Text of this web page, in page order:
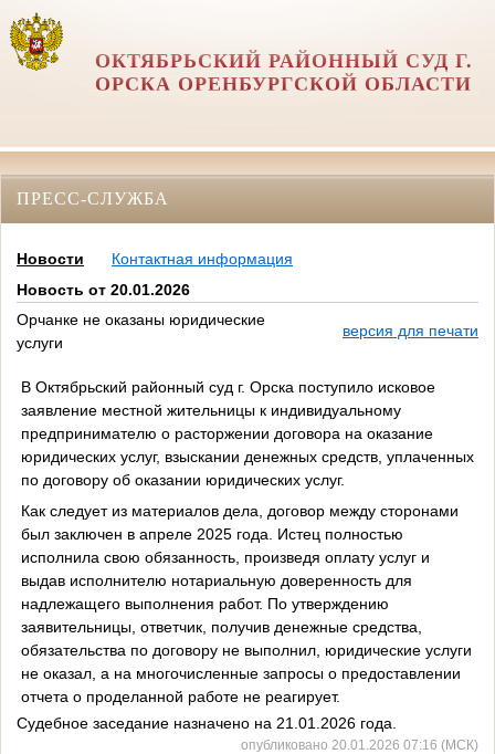
ОКТЯБРЬСКИЙ РАЙОННЫЙ СУД Г.
ОРСКА ОРЕНБУРГСКОЙ ОБЛАСТИ
ПРЕСС-СЛУЖБА
Новости
Контактная информация
Новость от 20.01.2026
Орчанке не оказаны юридические
услуги
версия для печати
В Октябрьский районный суд г. Орска поступило исковое
заявление местной жительницы к индивидуальному
предпринимателю о расторжении договора на оказание
юридических услуг, взыскании денежных средств, уплаченных
по договору об оказании юридических услуг.
Как следует из материалов дела, договор между сторонами
был заключен в апреле 2025 года. Истец полностью
исполнила свою обязанность, произведя оплату услуг и
выдав исполнителю нотариальную доверенность для
надлежащего выполнения работ. По утверждению
заявительницы, ответчик, получив денежные средства,
обязательства по договору не выполнил, юридические услуги
не оказал, а на многочисленные запросы о предоставлении
отчета о проделанной работе не реагирует.
Судебное заседание назначено на 21.01.2026 года.
опубликовано 20.01.2026 07:16 (МСК)